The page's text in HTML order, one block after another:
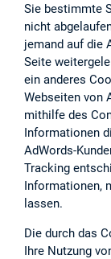
Sie bestimmte
nicht
jemand auf die
Seite
ein anderes
Webseiten von
mithilfe des
Informationen
AdWords-
Tracking
Informationen,
lassen.
Die durch das
Ihre Nutzung